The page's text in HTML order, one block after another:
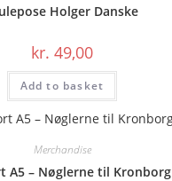
Holger Danske
kr. 49,00
Add to basket
Merchandise
A5 – Nøglerne til Kronborg